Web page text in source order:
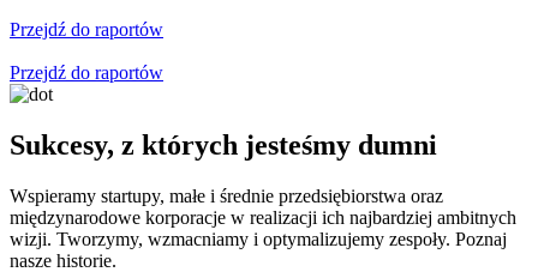
Przejdź do raportów
Przejdź do raportów
Sukcesy, z których jesteśmy dumni
Wspieramy startupy, małe i średnie przedsiębiorstwa oraz
międzynarodowe korporacje w realizacji ich najbardziej ambitnych
wizji. Tworzymy, wzmacniamy i optymalizujemy zespoły. Poznaj
nasze historie.